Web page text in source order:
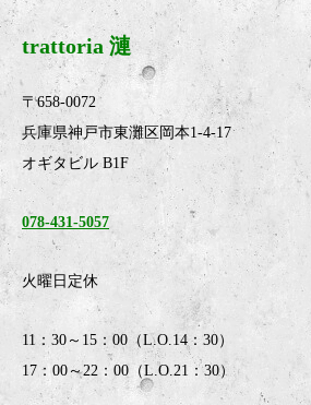
trattoria 漣
〒658-0072
兵庫県神戸市東灘区岡本1-4-17
オギタビル B1F
078-431-5057
火曜日定休
11：30～15：00（L.O.14：30）
17：00～22：00（L.O.21：30）